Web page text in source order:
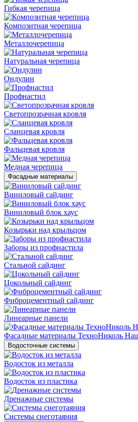
Гибкая черепица
Композитная черепица
Металлочерепица
Натуральная черепица
Ондулин
Профнастил
Светопрозрачная кровля
Сланцевая кровля
Фальцевая кровля
Медная черепица
Фасадные материалы
Виниловый сайдинг
Виниловый блок хаус
Козырьки над крыльцом
Заборы из профнастила
Стальной сайдинг
Цокольный сайдинг
Фиброцементный сайдинг
Линеарные панели
Фасадные материалы ТехноНиколь
Водосточные системы
Водосток из металла
Водосток из пластика
Дренажные системы
Системы снеготаяния